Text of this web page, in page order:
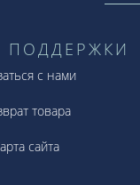
ПОДДЕРЖКИ
с нами
товара
сайта